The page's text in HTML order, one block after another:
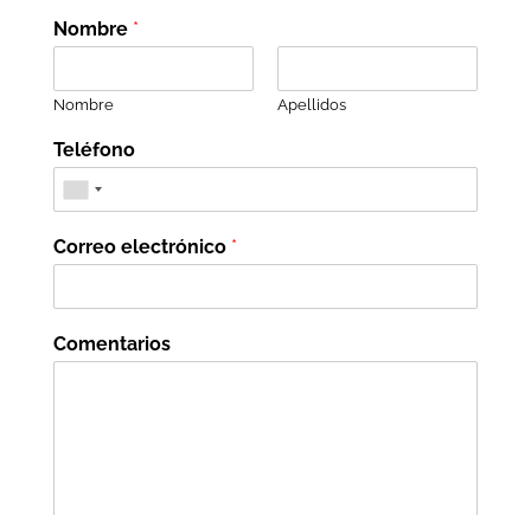
Nombre *
Nombre Apellidos
Teléfono
Correo electrónico *
Comentarios